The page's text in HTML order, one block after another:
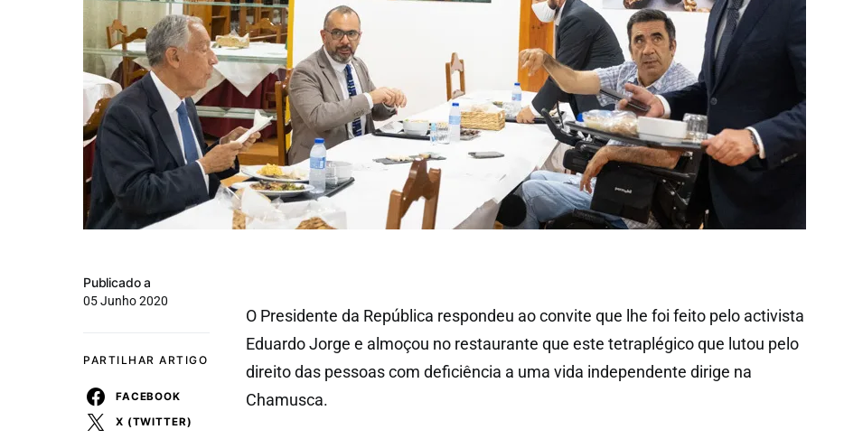
Publicado a
05 Junho 2020
PARTILHAR ARTIGO
FACEBOOK
X (TWITTER)
O Presidente da República respondeu ao convite que lhe foi feito pelo activista
Eduardo Jorge e almoçou no restaurante que este tetraplégico que lutou pelo
direito das pessoas com deficiência a uma vida independente dirige na
Chamusca.